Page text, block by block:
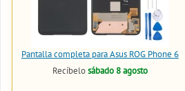
Pantalla completa para Asus ROG Phone 6
Recíbelosábado 8 agosto